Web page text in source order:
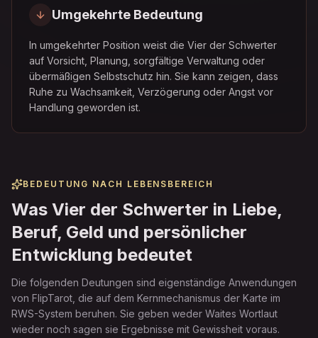
Umgekehrte Bedeutung
In umgekehrter Position weist die Vier der Schwerter
auf Vorsicht, Planung, sorgfältige Verwaltung oder
übermäßigen Selbstschutz hin. Sie kann zeigen, dass
Ruhe zu Wachsamkeit, Verzögerung oder Angst vor
Handlung geworden ist.
BEDEUTUNG NACH LEBENSBEREICH
Was Vier der Schwerter in Liebe,
Beruf, Geld und persönlicher
Entwicklung bedeutet
Die folgenden Deutungen sind eigenständige Anwendungen
von FlipTarot, die auf dem Kernmechanismus der Karte im
RWS-System beruhen. Sie geben weder Waites Wortlaut
wieder noch sagen sie Ergebnisse mit Gewissheit voraus.